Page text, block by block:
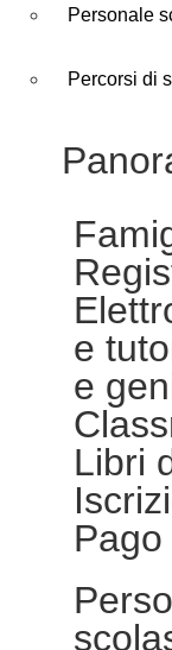
Personale
Percorsi di
e
e
Libri